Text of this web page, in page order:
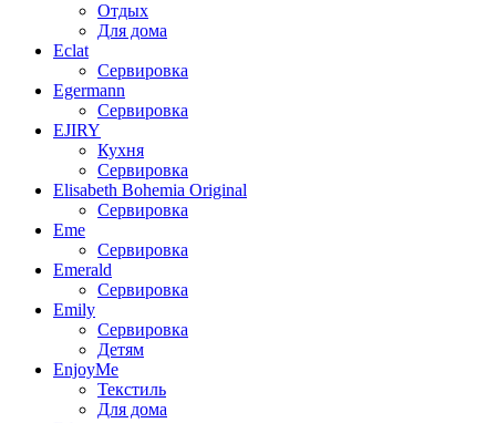
Отдых
Для дома
Eclat
Сервировка
Egermann
Сервировка
EJIRY
Кухня
Сервировка
Elisabeth Bohemia Original
Сервировка
Eme
Сервировка
Emerald
Сервировка
Emily
Сервировка
Детям
EnjoyMe
Текстиль
Для дома